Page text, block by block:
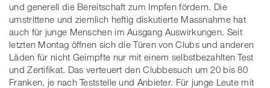
und generell die Bereitschaft zum Impfen fördern. Die
umstrittene und ziemlich heftig diskutierte Massnahme hat
auch für junge Menschen im Ausgang Auswirkungen. Seit
letzten Montag öffnen sich die Türen von Clubs und anderen
Läden für nicht Geimpfte nur mit einem selbstbezahlten Test
und Zertifikat. Das verteuert den Clubbesuch um 20 bis 80
Franken, je nach Teststelle und Anbieter. Für junge Leute mit